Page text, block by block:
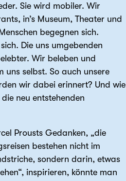
Sie wird mobiler. Wir
in’s Museum, Theater und
begegnen sich.
Die uns umgebenden
Wir beleben und
uns selbst. So auch unsere
wir dabei erinnert? Und wie
neu entstehenden
Prousts Gedanken, „die
bestehen nicht im
sondern darin, etwas
inspirieren, könnte man